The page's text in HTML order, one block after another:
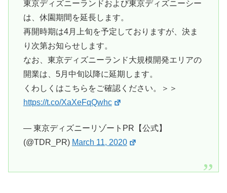
東京ディズニーランドおよび東京ディズニーシー
は、休園期間を延長します。
再開時期は4月上旬を予定しておりますが、決ま
り次第お知らせします。
なお、東京ディズニーランド大規模開発エリアの
開業は、5月中旬以降に延期します。
くわしくはこちらをご確認ください。＞＞
https://t.co/XaXeFqQwhc
— 東京ディズニーリゾートPR【公式】
(@TDR_PR) March 11, 2020